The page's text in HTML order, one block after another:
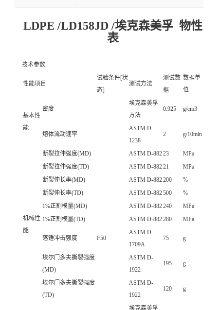
LDPE /LD158JD /埃克森美孚 物性
表
技术参数
性能项目
试验条件[状
态]
测试方法
测试数
据
数据单
位
基本性
能
密度
埃克森美孚
方法
0.925 g/cm3
熔体流动速率
ASTM D-
1238
2 g/10min
机械性
能
断裂拉伸强度(MD) ASTM D-88223
MPa
断裂拉伸强度(TD)
ASTM D-88221
MPa
断裂伸长率(MD)
ASTM D-882200
%
断裂伸长率(TD)
ASTM D-882500
%
1%正割模量(MD)
ASTM D-882240
MPa
1%正割模量(TD)
ASTM D-882280 MPa
落锤冲击强度 F50
ASTM D-
1709A
75 g
埃尔门多夫撕裂强度
(MD)
ASTM D-
1922
195 g
埃尔门多夫撕裂强度
(TD)
ASTM D-
1922
120 g
埃克森美孚